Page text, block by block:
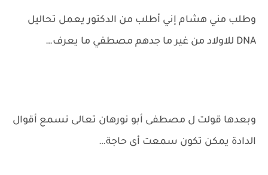
وطلب مني هشام إني أطلب من الدكتور يعمل تحاليل
DNA للاولاد من غير ما جدهم مصطفي ما يعرف…
وبعدها قولت ل مصطفى أبو نورهان تعالى نسمع أقوال
الدادة يمكن تكون سمعت أى حاجة…